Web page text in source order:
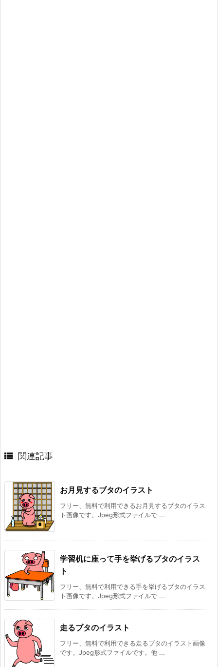
 関連記事
お月見するブタのイラスト
フリー、無料で利用できるお月見するブタのイラス
ト画像です。Jpeg形式ファイルで ...
学習机に座って手を挙げるブタのイラス
ト
フリー、無料で利用できる手を挙げるブタのイラス
ト画像です。Jpeg形式ファイルで ...
走るブタのイラスト
フリー、無料で利用できる走るブタのイラスト画像
です。Jpeg形式ファイルです。他 ...